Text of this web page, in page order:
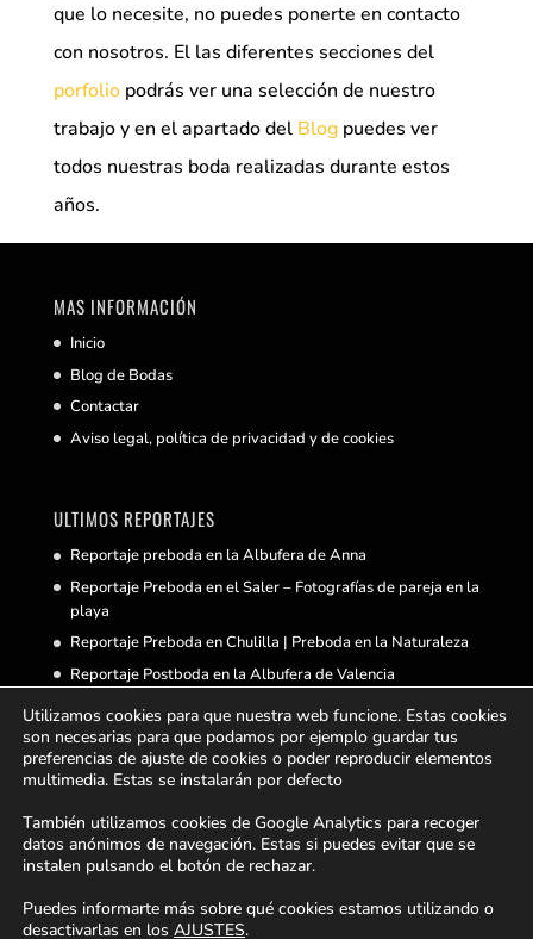
que lo necesite, no puedes ponerte en contacto
con nosotros. El las diferentes secciones del
porfoliopodrás ver una selección de nuestro
trabajo y en el apartado del Blog puedes ver
todos nuestras boda realizadas durante estos
años.
MAS INFORMACIÓN
Inicio
Blog de Bodas
Contactar
Aviso legal, política de privacidad y de cookies
ULTIMOS REPORTAJES
Reportaje preboda en la Albufera de Anna
Reportaje Preboda en el Saler – Fotografías de pareja en la
playa
Reportaje Preboda en Chulilla | Preboda en la Naturaleza
Reportaje Postboda en la Albufera de Valencia
Reportaje de Boda en Castellnovo
BUSCAS ALGO
Utilizamos cookies para que nuestra web funcione. Estas cookies
son necesarias para que podamos por ejemplo guardar tus
preferencias de ajuste de cookies o poder reproducir elementos
multimedia. Estas se instalarán por defecto
También utilizamos cookies de Google Analytics para recoger
datos anónimos de navegación. Estas si puedes evitar que se
instalen pulsando el botón de rechazar.
Puedes informarte más sobre qué cookies estamos utilizando o
desactivarlas en los AJUSTES.